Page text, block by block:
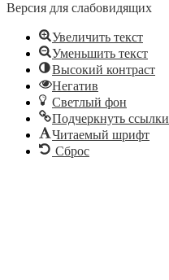
Версия для слабовидящих
Увеличить текст
Уменьшить текст
Высокий контраст
Негатив
Светлый фон
Подчеркнуть ссылки
Читаемый шрифт
Сброс